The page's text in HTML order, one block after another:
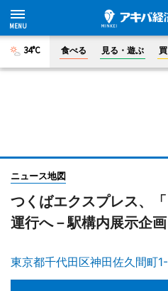
34°C 食べる 見る・遊ぶ
ニュース地図
つくばエクスプレス、
運行へ－駅構内展示企
東京都千代田区神田佐久間町